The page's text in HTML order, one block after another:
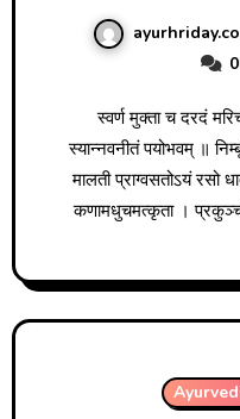
स्वर्ण मुक्ता च दरदं मरिचं भागवृद्धितः । खर्पर्य्यष्टौ कलांशं
स्यान्नवनीतं पयोभवम् ॥
मालती प्राग्वसतोऽयं रसो
कणामधुचमत्कृता ।